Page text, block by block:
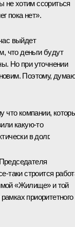
не хотим ссориться
пока нет».
выйдет
что деньги будут
Но при уточнении
Поэтому,
что компании,
какую‑то
в долг.
строится
«Жилище» и той
приоритетного